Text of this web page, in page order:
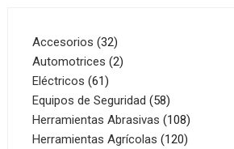
Accesorios 3232
productos
Automotrices 22
Eléctricos 6161
productos
Equipos de Seguridad 5858
productos
Herramientas Abrasivas 108108
productos
Herramientas Agrícolas 120120